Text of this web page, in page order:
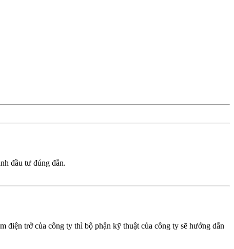
đầu tư đúng đắn.
điện trở của công ty thì bộ phận kỹ thuật của công ty sẽ hướng dẫn